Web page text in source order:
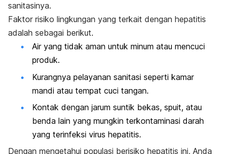
sanitasinya.
Faktor risiko lingkungan yang terkait dengan hepatitis
adalah sebagai berikut.
Air yang tidak aman untuk minum atau mencuci
produk.
Kurangnya pelayanan sanitasi seperti kamar
mandi atau tempat cuci tangan.
Kontak dengan jarum suntik bekas, spuit, atau
benda lain yang mungkin terkontaminasi darah
yang terinfeksi virus hepatitis.
Dengan mengetahui populasi berisiko hepatitis ini, Anda